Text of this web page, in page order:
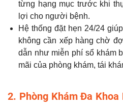
từng hạng mục trước khi
lợi cho người bệnh.
Hệ thống đặt hẹn 24/24
không cần xếp hàng chờ
dẫn như miễn phí sổ khám
mãi của phòng khám, tái
2. Phòng Khám Đa